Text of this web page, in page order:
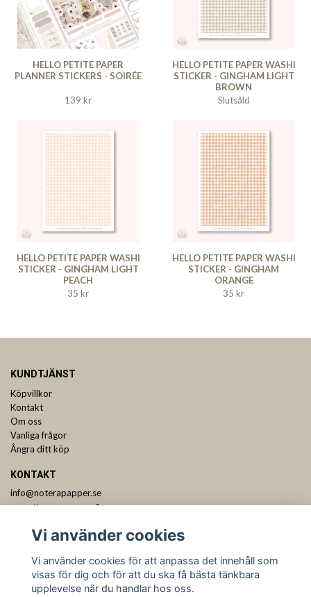
HELLO PETITE PAPER
PLANNER STICKERS - SOIRÉE
139 kr
HELLO PETITE PAPER WASHI
STICKER - GINGHAM LIGHT
BROWN
Slutsåld
HELLO PETITE PAPER WASHI
STICKER - GINGHAM LIGHT
PEACH
35 kr
HELLO PETITE PAPER WASHI
STICKER - GINGHAM
ORANGE
35 kr
KUNDTJÄNST
Köpvillkor
Kontakt
Om oss
Vanliga frågor
Ångra ditt köp
KONTAKT
info@noterapapper.se
Vi använder cookies
Vi använder cookies för att anpassa det innehåll som
visas för dig och för att du ska få bästa tänkbara
upplevelse när du handlar hos oss.